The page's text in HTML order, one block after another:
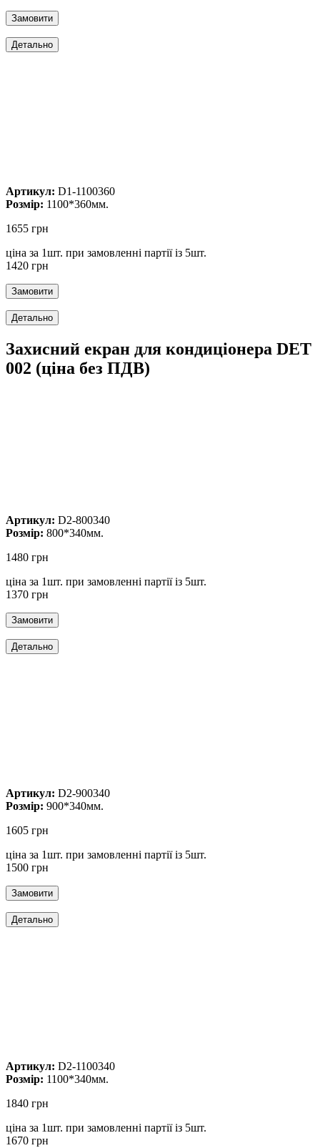
Артикул: D1-1100360
Розмір: 1100*360мм.
1655 грн
ціна за 1шт. при замовленні партії із 5шт.
1420 грн
Захисний екран для кондиціонера DET
002 (ціна без ПДВ)
Артикул: D2-800340
Розмір: 800*340мм.
1480 грн
ціна за 1шт. при замовленні партії із 5шт.
1370 грн
Артикул: D2-900340
Розмір: 900*340мм.
1605 грн
ціна за 1шт. при замовленні партії із 5шт.
1500 грн
Артикул: D2-1100340
Розмір: 1100*340мм.
1840 грн
ціна за 1шт. при замовленні партії із 5шт.
1670 грн